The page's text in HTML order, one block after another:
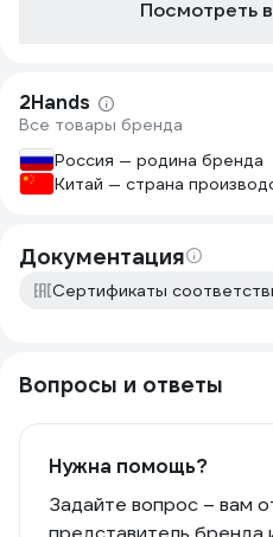
Посмотреть
2Hands
Все товары бренда
Россия — родина бренда
Китай — страна
Документация
Сертификаты
Вопросы и ответы
Нужна помощь?
Задайте вопрос – вам